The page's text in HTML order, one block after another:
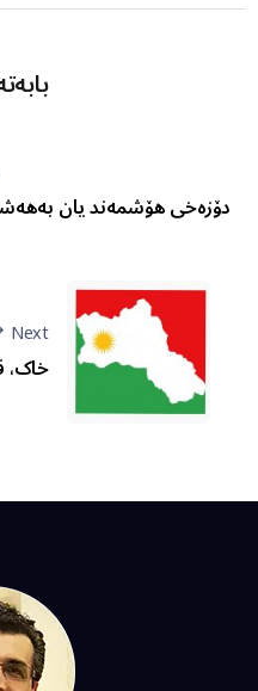
دۆزەخی هۆشمەند یان
Next
خاک،